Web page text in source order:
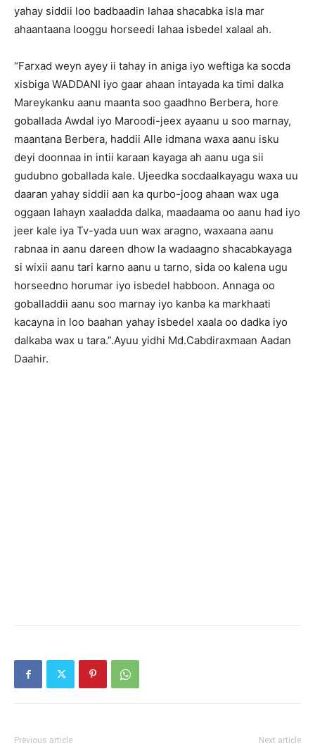
yahay siddii loo badbaadin lahaa shacabka isla mar
ahaantaana looggu horseedi lahaa isbedel xalaal ah.
“Farxad weyn ayey ii tahay in aniga iyo weftiga ka socda
xisbiga WADDANI iyo gaar ahaan intayada ka timi dalka
Mareykanku aanu maanta soo gaadhno Berbera, hore
goballada Awdal iyo Maroodi-jeex ayaanu u soo marnay,
maantana Berbera, haddii Alle idmana waxa aanu isku
deyi doonnaa in intii karaan kayaga ah aanu uga sii
gudubno goballada kale. Ujeedka socdaalkayagu waxa uu
daaran yahay siddii aan ka qurbo-joog ahaan wax uga
oggaan lahayn xaaladda dalka, maadaama oo aanu had iyo
jeer kale iya Tv-yada uun wax aragno, waxaana aanu
rabnaa in aanu dareen dhow la wadaagno shacabkayaga
si wixii aanu tari karno aanu u tarno, sida oo kalena ugu
horseedno horumar iyo isbedel habboon. Annaga oo
goballaddii aanu soo marnay iyo kanba ka markhaati
kacayna in loo baahan yahay isbedel xaala oo dadka iyo
dalkaba wax u tara.”.Ayuu yidhi Md.Cabdiraxmaan Aadan
Daahir.
Previous article Next article